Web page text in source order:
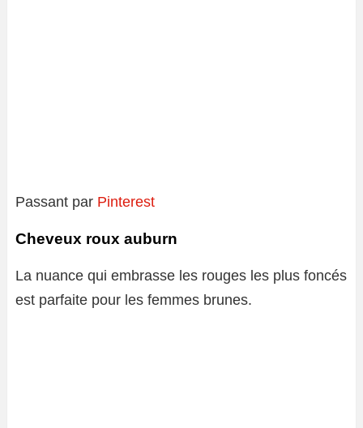
Passant par Pinterest
Cheveux roux auburn
La nuance qui embrasse les rouges les plus foncés
est parfaite pour les femmes brunes.